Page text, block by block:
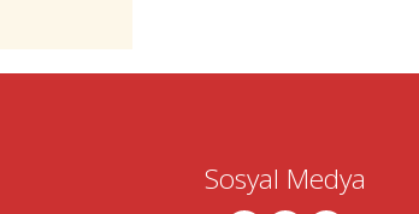
Sosyal Medya